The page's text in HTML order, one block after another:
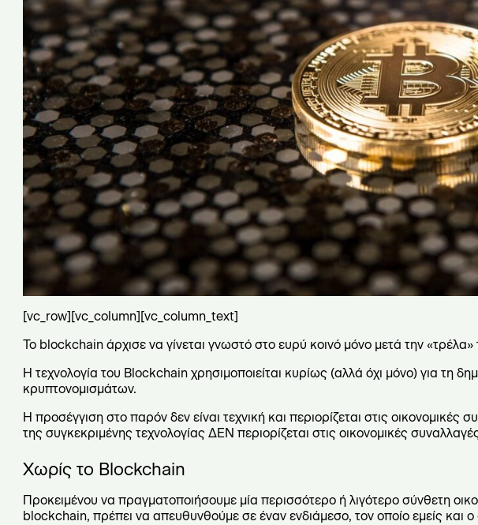
[vc_row][vc_column][vc_column_text]
Το blockchain άρχισε να γίνεται γνωστό στο ευρύ κοινό μόνο μετά την
Η τεχνολογία του Blockchain χρησιμοποιείται κυρίως (αλλά όχι μόνο) για τη
κρυπτονομισμάτων.
Η προσέγγιση στο παρόν δεν είναι τεχνική και περιορίζεται στις
της συγκεκριμένης τεχνολογίας ΔΕΝ περιορίζεται στις οικονομικές
Χωρίς το Blockchain
Προκειμένου να πραγματοποιήσουμε μία περισσότερο ή λιγότερο σύνθετη
blockchain, πρέπει να απευθυνθούμε σε έναν ενδιάμεσο, τον οποίο εμείς και